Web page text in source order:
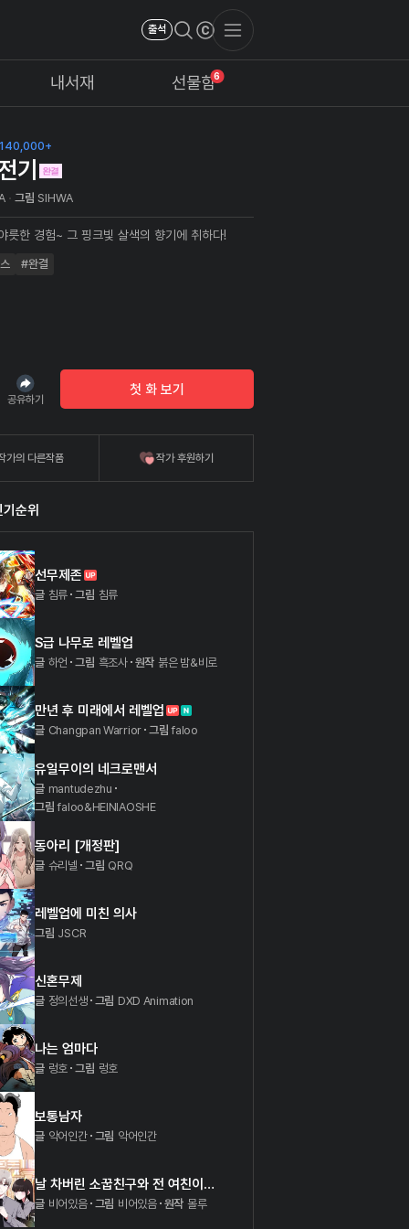
출석
내서재 6
선물함
기
그림 SIHWA
릇한 경험~ 그 핑크빛 살색의 향기에 취하다!
#완결
공유하기
첫 화 보기
가의 다른작품 작가 후원하기
순위
선무제존
글 침류 그림 침류
S급 나무로 레벨업
글 하언 그림 흑조사 원작 붉은 밤&비로
만년 후 미래에서 레벨업
글 Changpan Warrior 그림 faloo
유일무이의 네크로맨서
글 mantudezhu
그림 faloo&HEINIAOSHE
동아리 [개정판]
글 슈리넬 그림 QRQ
레벨업에 미친 의사
그림 JSCR
신혼무제
글 정의선생 그림 DXD Animation
나는 엄마다
글 렁호 그림 렁호
보통남자
글 악어인간 그림 악어인간
날 차버린 소꿉친구와 전 여친이 같은 반이라 곤란하다
글 비어있음 그림 비어있음 원작 몰루